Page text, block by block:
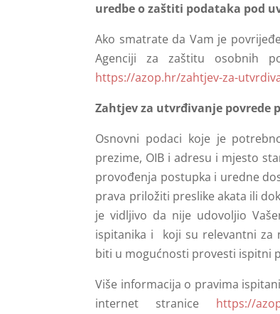
uredbe o zaštiti podataka pod
Ako smatrate da Vam je
Agenciji za zaštitu osobnih
https://azop.hr/zahtjev-za-
Zahtjev za utvrđivanje
Osnovni podaci koje je
prezime, OIB i adresu i mjesto
provođenja postupka i uredne
prava priložiti preslike akata ili
je vidljivo da nije udovoljio
ispitanika i koji su relevantni za
biti u mogućnosti provesti ispitni
Više informacija o pravima
internet stranice https://